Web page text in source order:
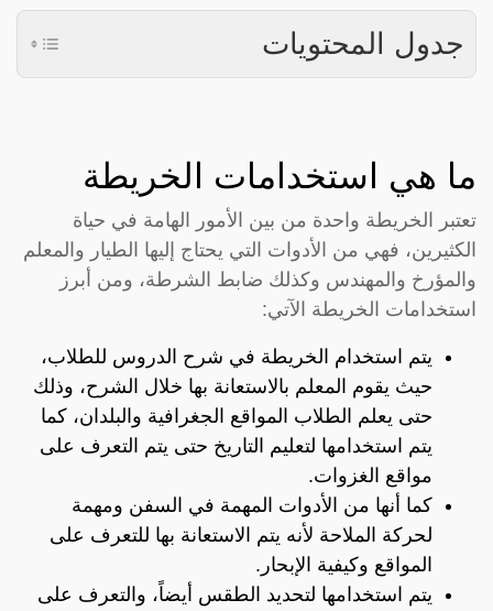
جدول المحتويات
ما هي استخدامات الخريطة
تعتبر الخريطة واحدة من بين الأمور الهامة في حياة
الكثيرين، فهي من الأدوات التي يحتاج إليها الطيار والمعلم
والمؤرخ والمهندس وكذلك ضابط الشرطة، ومن أبرز
استخدامات الخريطة الآتي:
يتم استخدام الخريطة في شرح الدروس للطلاب،
حيث يقوم المعلم بالاستعانة بها خلال الشرح، وذلك
حتى يعلم الطلاب المواقع الجغرافية والبلدان، كما
يتم استخدامها لتعليم التاريخ حتى يتم التعرف على
مواقع الغزوات.
كما أنها من الأدوات المهمة في السفن ومهمة
لحركة الملاحة لأنه يتم الاستعانة بها للتعرف على
المواقع وكيفية الإبحار.
يتم استخدامها لتحديد الطقس أيضاً، والتعرف على